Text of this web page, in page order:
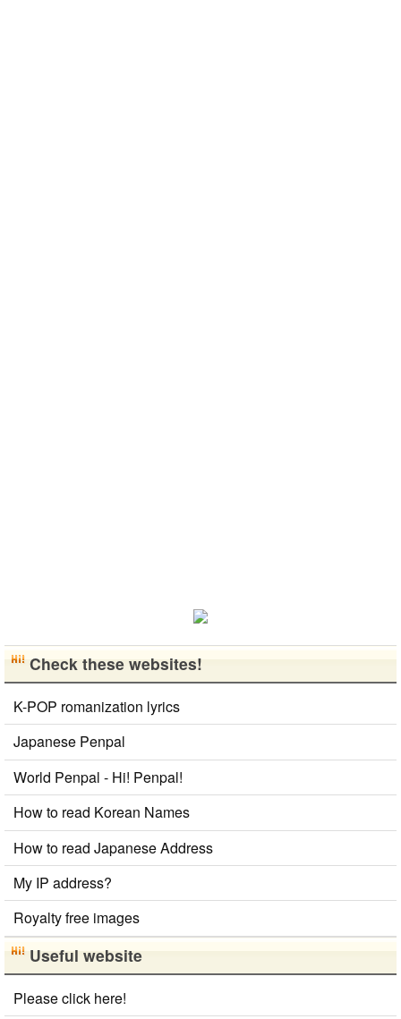
Check these websites!
K-POP romanization lyrics
Japanese Penpal
World Penpal - Hi! Penpal!
How to read Korean Names
How to read Japanese Address
My IP address?
Royalty free images
Useful website
Please click here!